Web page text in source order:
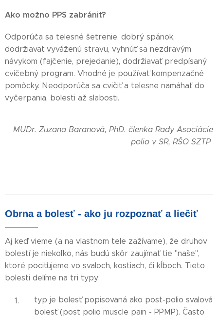
Ako možno PPS zabrániť?
Odporúča sa telesné šetrenie, dobrý spánok,
dodržiavať vyváženú stravu, vyhnúť sa nezdravým
návykom (fajčenie, prejedanie), dodržiavať predpísaný
cvičebný program. Vhodné je používať kompenzačné
pomôcky. Neodporúča sa cvičiť a telesne namáhať do
vyčerpania, bolesti až slabosti.
MUDr. Zuzana Baranová, PhD. členka Rady Asociácie
polio v SR, RŠO SZTP
Obrna a bolesť - ako ju rozpoznať a liečiť
Aj keď vieme (a na vlastnom tele zažívame), že druhov
bolestí je niekoľko, nás budú skôr zaujímať tie "naše",
ktoré pociťujeme vo svaloch, kostiach, či kĺboch. Tieto
bolesti delíme na tri typy:
typ je bolesť popisovaná ako post-polio svalová
bolesť (post polio muscle pain - PPMP). Často